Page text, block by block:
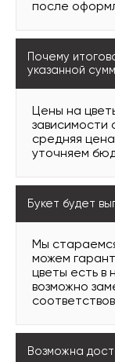
после
Почему
указанной
Цены на
зависимости
средняя
уточняем
Букет будет
Мы
можем
цветы есть в
возможно
Возможна